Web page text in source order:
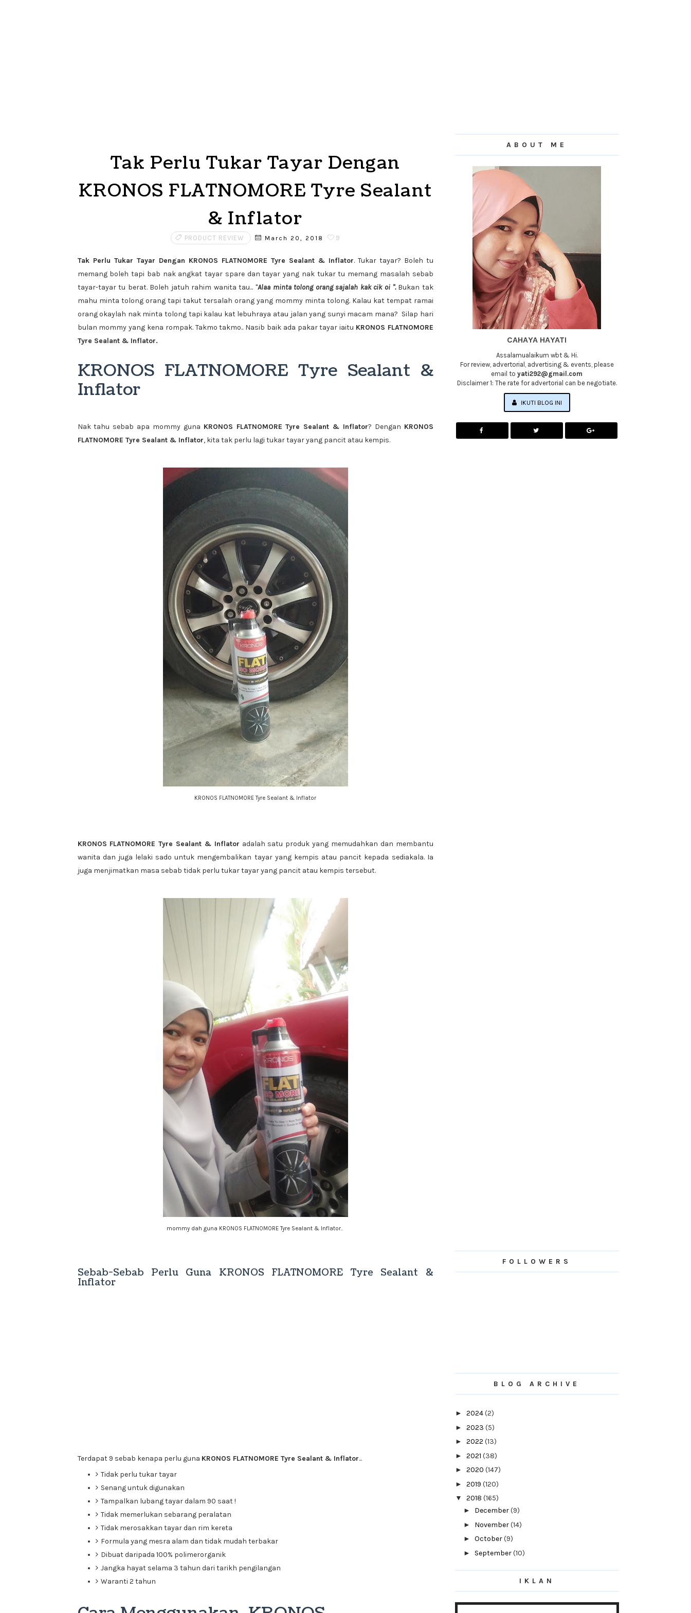
Tak Perlu Tukar Tayar Dengan
KRONOS FLATNOMORE Tyre Sealant
& Inflator
PRODUCT REVIEW March 20, 2018 9
Tak Perlu Tukar Tayar Dengan KRONOS FLATNOMORE Tyre Sealant & Inflator. Tukar tayar? Boleh tu
memang boleh tapi bab nak angkat tayar spare dan tayar yang nak tukar tu memang masalah sebab
tayar-tayar tu berat. Boleh jatuh rahim wanita tau... "Alaa minta tolong orang sajalah kak cik oi ". Bukan tak
mahu minta tolong orang tapi takut tersalah orang yang mommy minta tolong. Kalau kat tempat ramai
orang okaylah nak minta tolong tapi kalau kat lebuhraya atau jalan yang sunyi macam mana? Silap hari
bulan mommy yang kena rompak. Takmo takmo.. Nasib baik ada pakar tayar iaitu KRONOS FLATNOMORE
Tyre Sealant & Inflator.
KRONOS FLATNOMORE Tyre Sealant &
Inflator
Nak tahu sebab apa mommy guna KRONOS FLATNOMORE Tyre Sealant & Inflator? Dengan KRONOS
FLATNOMORE Tyre Sealant & Inflator, kita tak perlu lagi tukar tayar yang pancit atau kempis.
KRONOS FLATNOMORE Tyre Sealant & Inflator
KRONOS FLATNOMORE Tyre Sealant & Inflator adalah satu produk yang memudahkan dan membantu
wanita dan juga lelaki sado untuk mengembalikan tayar yang kempis atau pancit kepada sediakala. Ia
juga menjimatkan masa sebab tidak perlu tukar tayar yang pancit atau kempis tersebut.
mommy dah guna KRONOS FLATNOMORE Tyre Sealant & Inflator..
Sebab-Sebab Perlu Guna KRONOS FLATNOMORE Tyre Sealant &
Inflator
Terdapat 9 sebab kenapa perlu guna KRONOS FLATNOMORE Tyre Sealant & Inflator...
Tidak perlu tukar tayar
Senang untuk digunakan
Tampalkan lubang tayar dalam 90 saat !
Tidak memerlukan sebarang peralatan
Tidak merosakkan tayar dan rim kereta
Formula yang mesra alam dan tidak mudah terbakar
Dibuat daripada 100% polimerorganik
Jangka hayat selama 3 tahun dari tarikh pengilangan
Waranti 2 tahun
ABOUT ME
CAHAYA HAYATI
Assalamualaikum wbt & Hi.
For review, advertorial, advertising & events, please
email toyati292@gmail.com
Disclaimer 1: The rate for advertorial can be negotiate.
IKUTI BLOG INI
FOLLOWERS
BLOG ARCHIVE
► 2024(2)
► 2023 (5)
► 2022 (13)
► 2021 (38)
► 2020 (147)
► 2019 (120)
▼ 2018 (165)
► December(9)
► November(14)
►October(9)
► September(10)
IKLAN